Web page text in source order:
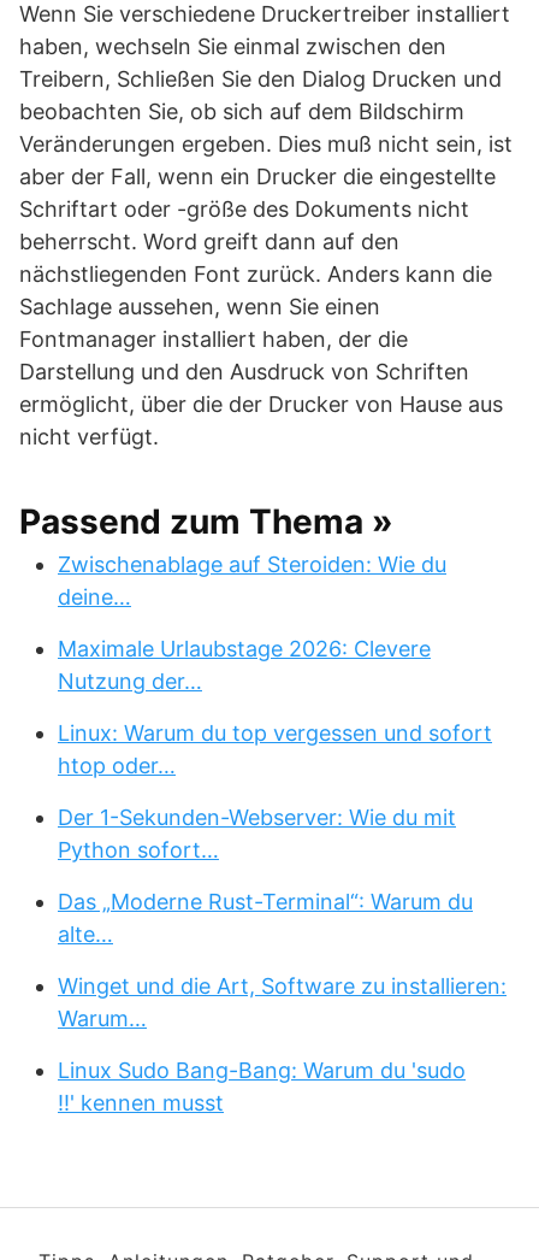
Wenn Sie verschiedene Druckertreiber installiert
haben, wechseln Sie einmal zwischen den
Treibern, Schließen Sie den Dialog Drucken und
beobachten Sie, ob sich auf dem Bildschirm
Veränderungen ergeben. Dies muß nicht sein, ist
aber der Fall, wenn ein Drucker die eingestellte
Schriftart oder -größe des Dokuments nicht
beherrscht. Word greift dann auf den
nächstliegenden Font zurück. Anders kann die
Sachlage aussehen, wenn Sie einen
Fontmanager installiert haben, der die
Darstellung und den Ausdruck von Schriften
ermöglicht, über die der Drucker von Hause aus
nicht verfügt.
Passend zum Thema »
Zwischenablage auf Steroiden: Wie du
deine…
Maximale Urlaubstage 2026: Clevere
Nutzung der…
Linux: Warum du top vergessen und sofort
htop oder…
Der 1-Sekunden-Webserver: Wie du mit
Python sofort…
Das „Moderne Rust-Terminal“: Warum du
alte…
Winget und die Art, Software zu installieren:
Warum…
Linux Sudo Bang-Bang: Warum du 'sudo
!!' kennen musst